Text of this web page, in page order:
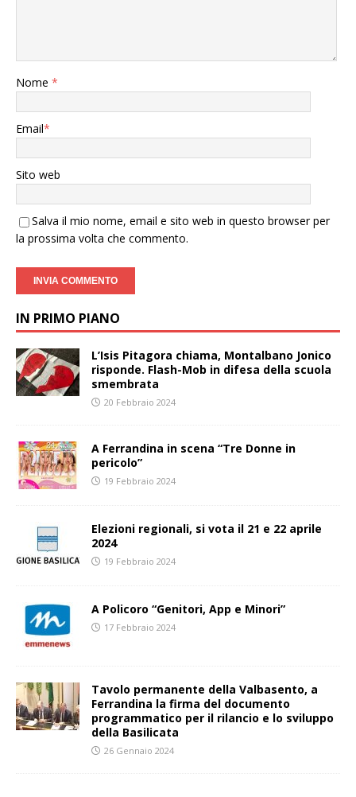
Nome *
Email*
Sito web
Salva il mio nome, email e sito web in questo browser per
la prossima volta che commento.
IN PRIMO PIANO
L’Isis Pitagora chiama, Montalbano Jonico
risponde. Flash-Mob in difesa della scuola
smembrata
20 Febbraio 2024
A Ferrandina in scena “Tre Donne in
pericolo”
19 Febbraio 2024
Elezioni regionali, si vota il 21 e 22 aprile
2024
19 Febbraio 2024
A Policoro “Genitori, App e Minori”
17 Febbraio 2024
Tavolo permanente della Valbasento, a
Ferrandina la firma del documento
programmatico per il rilancio e lo sviluppo
della Basilicata
26 Gennaio 2024